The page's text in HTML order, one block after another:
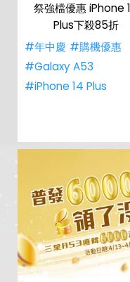
祭強檔優惠 iPhone
Plus下殺85折
#年中慶 #購機優惠
#Galaxy A53
#iPhone 14 Plus